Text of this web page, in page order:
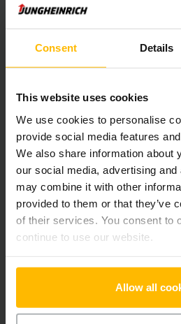
Consent Details
This website uses cookies
We use cookies to personalise
provide social media features
We also share information about
our social media, advertising
may combine it with other
provided to them or that they’ve
of their services. You consent to
continue to use our website.
Allow all
Rok výroby baterie
2020
Motohodiny
Výška
Délka vidlí
Těžiště břemene
Typ sloupu
Typ pohonu